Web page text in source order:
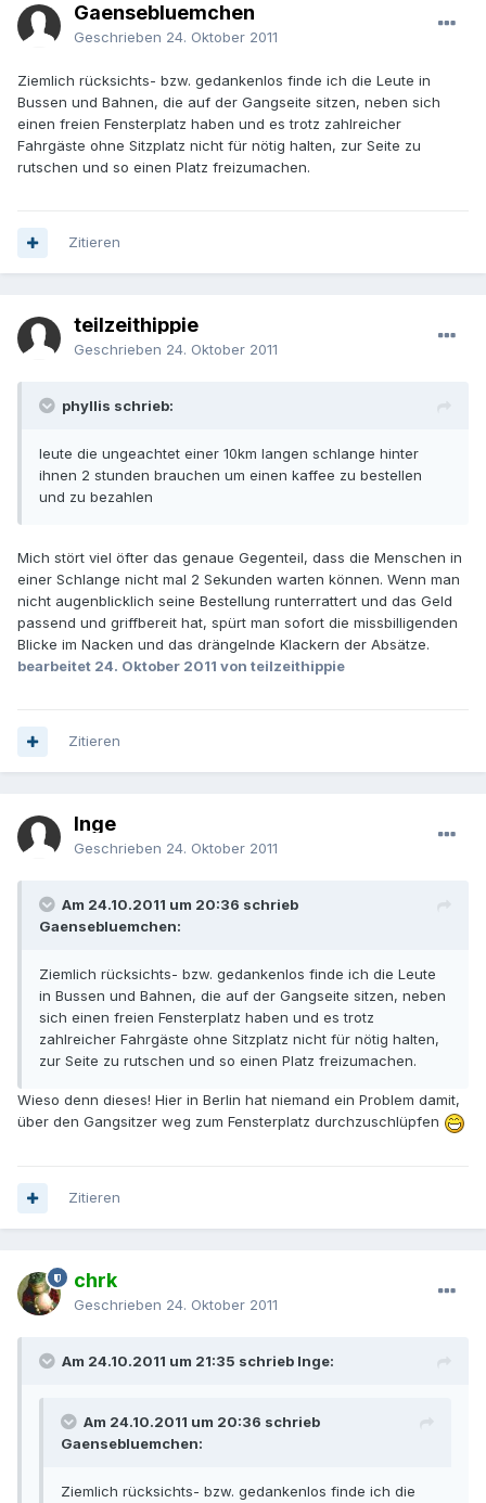
Gaensebluemchen
Geschrieben 24. Oktober 2011
Ziemlich rücksichts- bzw. gedankenlos finde ich die Leute in
Bussen und Bahnen, die auf der Gangseite sitzen, neben sich
einen freien Fensterplatz haben und es trotz zahlreicher
Fahrgäste ohne Sitzplatz nicht für nötig halten, zur Seite zu
rutschen und so einen Platz freizumachen.
Zitieren
teilzeithippie
Geschrieben 24. Oktober 2011
phyllis schrieb:
leute die ungeachtet einer 10km langen schlange hinter
ihnen 2 stunden brauchen um einen kaffee zu bestellen
und zu bezahlen
Mich stört viel öfter das genaue Gegenteil, dass die Menschen in
einer Schlange nicht mal 2 Sekunden warten können. Wenn man
nicht augenblicklich seine Bestellung runterrattert und das Geld
passend und griffbereit hat, spürt man sofort die missbilligenden
Blicke im Nacken und das drängelnde Klackern der Absätze.
bearbeitet 24. Oktober 2011 von teilzeithippie
Zitieren
Inge
Geschrieben 24. Oktober 2011
Am 24.10.2011 um 20:36 schrieb
Gaensebluemchen:
Ziemlich rücksichts- bzw. gedankenlos finde ich die Leute
in Bussen und Bahnen, die auf der Gangseite sitzen, neben
sich einen freien Fensterplatz haben und es trotz
zahlreicher Fahrgäste ohne Sitzplatz nicht für nötig halten,
zur Seite zu rutschen und so einen Platz freizumachen.
Wieso denn dieses! Hier in Berlin hat niemand ein Problem damit,
über den Gangsitzer weg zum Fensterplatz durchzuschlüpfen
Zitieren
chrk
Geschrieben 24. Oktober 2011
Am 24.10.2011 um 21:35 schrieb Inge:
Am 24.10.2011 um 20:36 schrieb
Gaensebluemchen:
Ziemlich rücksichts- bzw. gedankenlos finde ich die